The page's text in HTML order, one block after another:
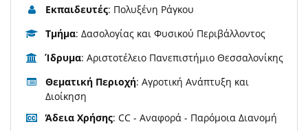
Εκπαιδευτές: Πολυξένη Ράγκου
Τμήμα: Δασολογίας και Φυσικού Περιβάλλοντος
Ίδρυμα: Αριστοτέλειο Πανεπιστήμιο Θεσσαλονίκης
Θεματική Περιοχή: Αγροτική Ανάπτυξη και
Διοίκηση
Άδεια Χρήσης: CC - Αναφορά - Παρόμοια Διανομή